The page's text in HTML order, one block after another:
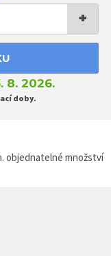
+
8. 2026.
doby.
objednatelné množství